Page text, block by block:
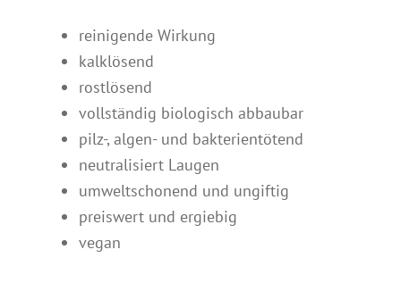
reinigende Wirkung
kalklösend
rostlösend
vollständig biologisch abbaubar
pilz-, algen- und bakterientötend
neutralisiert Laugen
umweltschonend und ungiftig
preiswert und ergiebig
vegan